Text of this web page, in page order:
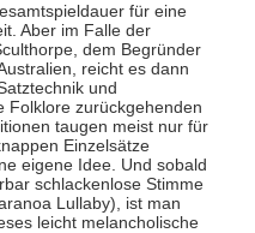
für eine
Aber im Falle der
dem Begründer
reicht es dann
und
Folklore zurückgehenden
taugen meist nur für
Einzelsätze
eigene Idee. Und sobald
schlackenlose Stimme
Lullaby), ist man
leicht melancholische